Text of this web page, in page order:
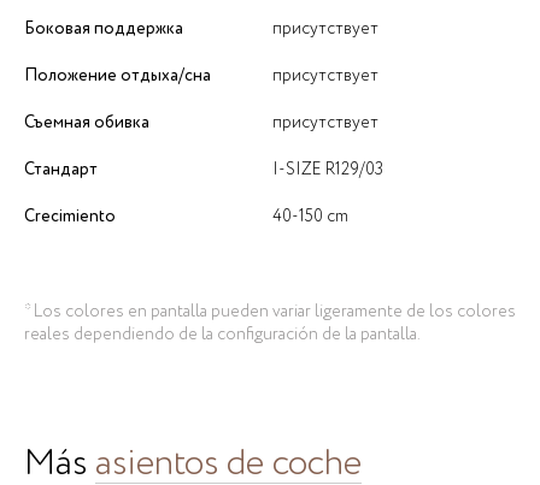
Боковая поддержка присутствует
Положение отдыха/сна присутствует
Съемная обивка присутствует
Стандарт I-SIZE R129/03
Crecimiento 40-150 cm
* Los colores en pantalla pueden variar ligeramente de los colores
reales dependiendo de la configuración de la pantalla.
Más asientos de coche